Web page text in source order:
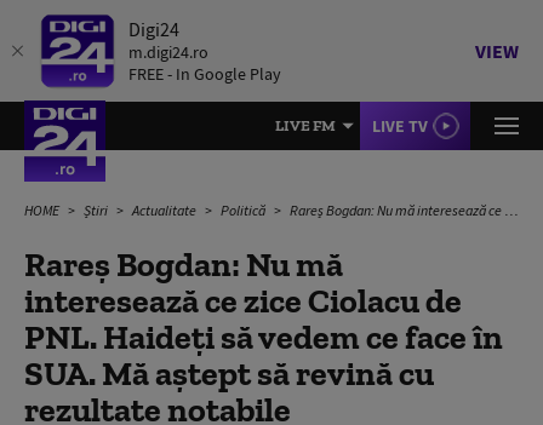
Digi24
m.digi24.ro
FREE - In Google Play
VIEW
LIVE FM LIVE TV
HOME Știri Actualitate Politică Rareș Bogdan: Nu mă interesează ce zice Ciolacu de PNL. Haideți să vedem ce face în SUA. Mă aștept să revină cu rezultate notabile
Rareș Bogdan: Nu mă
interesează ce zice Ciolacu de
PNL. Haideți să vedem ce face în
SUA. Mă aștept să revină cu
rezultate notabile